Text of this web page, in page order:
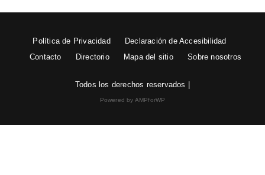
Política de Privacidad
Declaración de Accesibilidad
Contacto
Directorio Mapa del sitio Sobre nosotros
Todos los derechos reservados |
Powered by AMPforWP